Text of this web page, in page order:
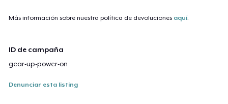
Más información sobre nuestra política de devoluciones aquí
ID de campaña
gear-up-power-on
Denunciar esta listing